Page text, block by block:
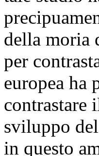
della moria
per
europea ha
contrastare
sviluppo
in questo